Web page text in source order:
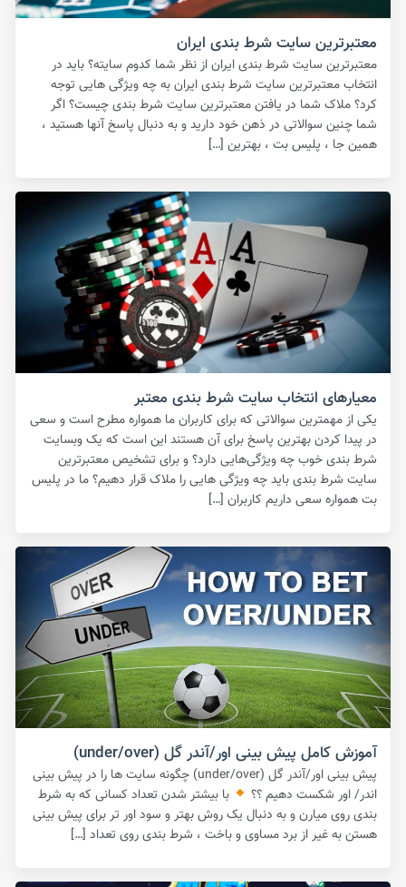
معتبرترین سایت شرط بندی ایران
معتبرترین سایت شرط بندی ایران از نظر شما کدوم سایته؟ باید در
انتخاب معتبرترین سایت شرط بندی ایران به چه ویژگی هایی توجه
کرد؟ ملاک شما در یافتن معتبرترین سایت شرط بندی چیست؟ اگر
شما چنین سوالاتی در ذهن خود دارید و به دنبال پاسخ آنها هستید ،
همین جا ، پلیس بت ، بهترین […]
معیارهای انتخاب سایت شرط بندی معتبر
یکی از مهمترین سوالاتی که برای کاربران ما همواره مطرح است و سعی
در پیدا کردن بهترین پاسخ برای آن هستند این است که یک وبسایت
شرط بندی خوب چه ویژگی‌هایی دارد؟ و برای تشخیص معتبرترین
سایت شرط بندی باید چه ویژگی هایی را ملاک قرار دهیم؟ ما در پلیس
بت همواره سعی داریم کاربران […]
آموزش کامل پیش بینی اور/آندر گل (under/over)
پیش بینی اور/آندر گل (under/over) چگونه سایت ها را در پیش بینی
اندر/ اور شکست دهیم ؟؟
با بیشتر شدن تعداد کسانی که به شرط
بندی روی میارن و به دنبال یک روش بهتر و سود اور تر برای پیش بینی
هستن به غیر از برد مساوی و باخت ، شرط بندی روی تعداد […]